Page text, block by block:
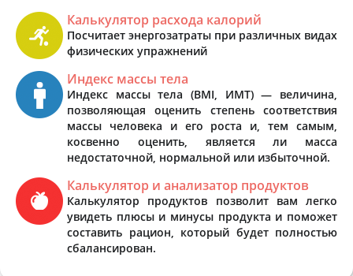
Калькулятор расхода калорий
Посчитает энергозатраты при различных видах
физических упражнений
Индекс массы тела
Индекс массы тела (BMI, ИМТ) — величина,
позволяющая оценить степень соответствия
массы человека и его роста и, тем самым,
косвенно оценить, является ли масса
недостаточной, нормальной или избыточной.
Калькулятор и анализатор продуктов
Калькулятор продуктов позволит вам легко
увидеть плюсы и минусы продукта и поможет
составить рацион, который будет полностью
сбалансирован.